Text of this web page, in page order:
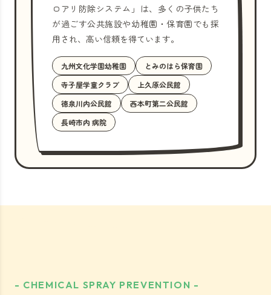
ロアリ防除システム」は、多くの子供たち
が過ごす公共施設や幼稚園・保育園でも採
用され、高い信頼を得ています。
九州文化学園幼稚園
とみのはら保育園
寺子屋学童クラブ
上久原公民館
徳泉川内公民館
西本町第二公民館
長崎市内 病院
- CHEMICAL SPRAY PREVENTION -